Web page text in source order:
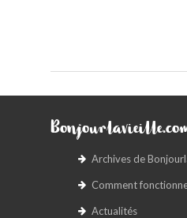
Archives de
Comment
Actualités